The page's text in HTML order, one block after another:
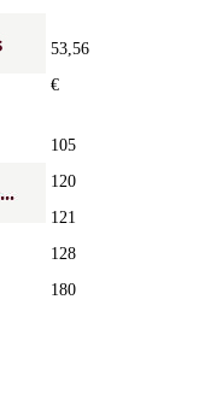
53,56
€
105
120
121
128
180